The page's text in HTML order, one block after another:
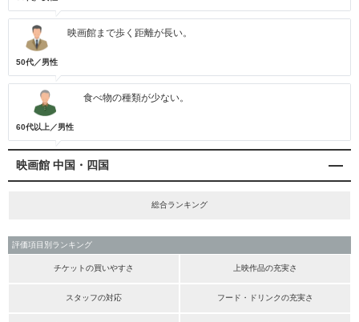
50代／男性
映画館まで歩く距離が長い。
60代以上／男性
食べ物の種類が少ない。
映画館 中国・四国
総合ランキング
評価項目別ランキング
チケットの買いやすさ 上映作品の充実さ
スタッフの対応 フード・ドリンクの充実さ